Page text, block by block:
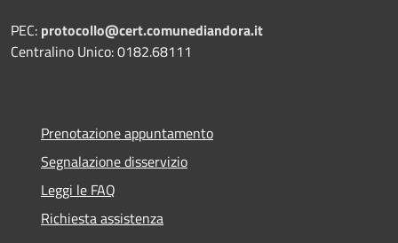
PEC: protocollo@cert.comunediandora.it
Centralino Unico: 0182.68111
Prenotazione appuntamento
Segnalazione disservizio
Leggi le FAQ
Richiesta assistenza